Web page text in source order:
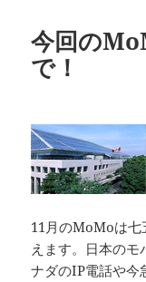
今回の
で！
11月のMoMoは七
えます。日本のモ
ナダのIP電話や今